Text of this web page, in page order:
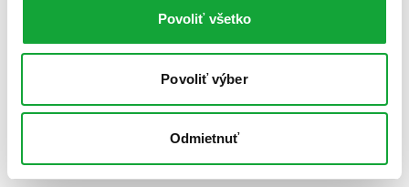
Povoliť všetko
Povoliť výber
Odmietnuť